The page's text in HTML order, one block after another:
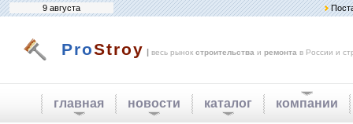
9 августа
ProStroy | весь рынок строительства и ремонта в России и
главная новости каталог компании